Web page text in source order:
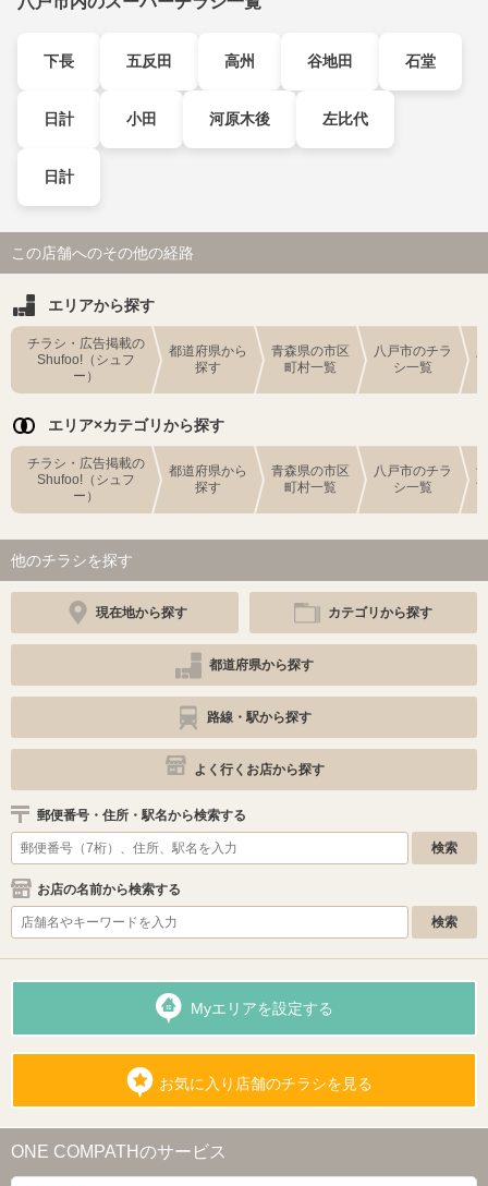
下長 五反田 高州 谷地田 石堂
日計 小田 河原木後 左比代
日計
この店舗へのその他の経路
エリアから探す
チラシ・広告掲載の
Shufoo!（シュフ
ー）
都道府県から
探す
青森県の市区
町村一覧
八戸市のチラ
シ一覧
エリア×カテゴリから探す
チラシ・広告掲載の
Shufoo!（シュフ
ー）
都道府県から
探す
青森県の市区
町村一覧
八戸市のチラ
シ一覧
他のチラシを探す
現在地から探す カテゴリから探す
都道府県から探す
路線・駅から探す
よく行くお店から探す
郵便番号・住所・駅名から検索する
お店の名前から検索する
Myエリアを設定する
お気に入り店舗のチラシを見る
ONE COMPATHのサービス